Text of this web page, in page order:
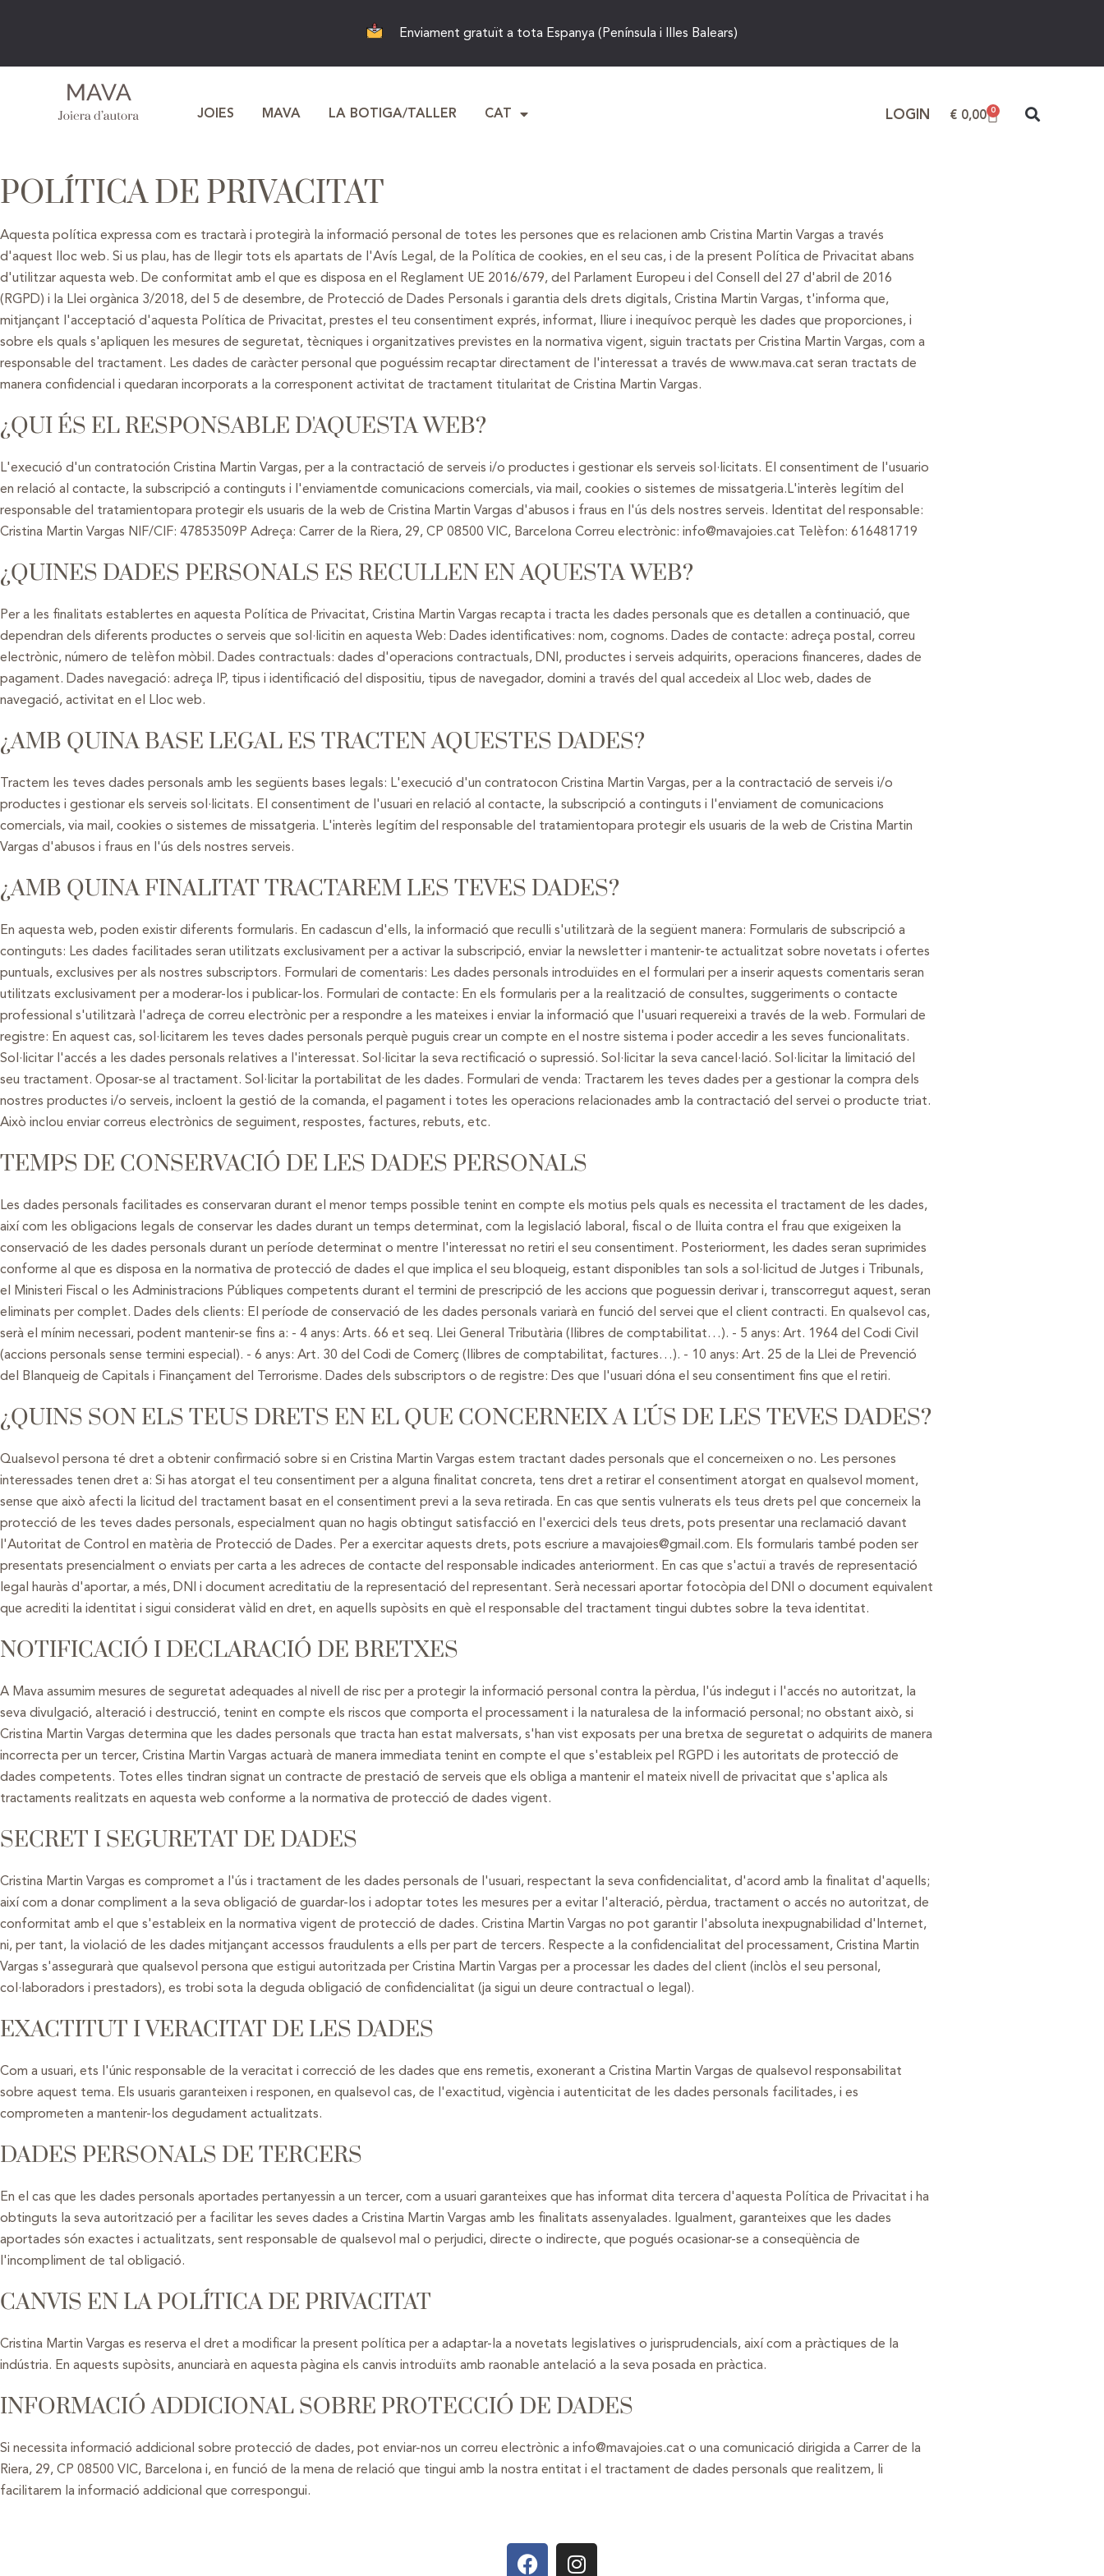
Enviament gratuït a tota Espanya (Península i Illes Balears)
JOIES MAVA LA BOTIGA/TALLER CAT LOGIN € 0,00 0
POLÍTICA DE PRIVACITAT
Aquesta política expressa com es tractarà i protegirà la informació personal de totes les persones que es relacionen amb Cristina Martin Vargas a través
d'aquest lloc web. Si us plau, has de llegir tots els apartats de l'Avís Legal, de la Política de cookies, en el seu cas, i de la present Política de Privacitat abans
d'utilitzar aquesta web. De conformitat amb el que es disposa en el Reglament UE 2016/679, del Parlament Europeu i del Consell del 27 d'abril de 2016
(RGPD) i la Llei orgànica 3/2018, del 5 de desembre, de Protecció de Dades Personals i garantia dels drets digitals, Cristina Martin Vargas, t'informa que,
mitjançant l'acceptació d'aquesta Política de Privacitat, prestes el teu consentiment exprés, informat, lliure i inequívoc perquè les dades que proporciones, i
sobre els quals s'apliquen les mesures de seguretat, tècniques i organitzatives previstes en la normativa vigent, siguin tractats per Cristina Martin Vargas, com a
responsable del tractament. Les dades de caràcter personal que poguéssim recaptar directament de l'interessat a través de www.mava.cat seran tractats de
manera confidencial i quedaran incorporats a la corresponent activitat de tractament titularitat de Cristina Martin Vargas.
¿QUI ÉS EL RESPONSABLE D'AQUESTA WEB?
L'execució d'un contratoción Cristina Martin Vargas, per a la contractació de serveis i/o productes i gestionar els serveis sol·licitats. El consentiment de l'usuario
en relació al contacte, la subscripció a continguts i l'enviamentde comunicacions comercials, via mail, cookies o sistemes de missatgeria.L'interès legítim del
responsable del tratamientopara protegir els usuaris de la web de Cristina Martin Vargas d'abusos i fraus en l'ús dels nostres serveis. Identitat del responsable:
Cristina Martin Vargas NIF/CIF: 47853509P Adreça: Carrer de la Riera, 29, CP 08500 VIC, Barcelona Correu electrònic: info@mavajoies.cat Telèfon: 616481719
¿QUINES DADES PERSONALS ES RECULLEN EN AQUESTA WEB?
Per a les finalitats establertes en aquesta Política de Privacitat, Cristina Martin Vargas recapta i tracta les dades personals que es detallen a continuació, que
dependran dels diferents productes o serveis que sol·licitin en aquesta Web: Dades identificatives: nom, cognoms. Dades de contacte: adreça postal, correu
electrònic, número de telèfon mòbil. Dades contractuals: dades d'operacions contractuals, DNI, productes i serveis adquirits, operacions financeres, dades de
pagament. Dades navegació: adreça IP, tipus i identificació del dispositiu, tipus de navegador, domini a través del qual accedeix al Lloc web, dades de
navegació, activitat en el Lloc web.
¿AMB QUINA BASE LEGAL ES TRACTEN AQUESTES DADES?
Tractem les teves dades personals amb les següents bases legals: L'execució d'un contratocon Cristina Martin Vargas, per a la contractació de serveis i/o
productes i gestionar els serveis sol·licitats. El consentiment de l'usuari en relació al contacte, la subscripció a continguts i l'enviament de comunicacions
comercials, via mail, cookies o sistemes de missatgeria. L'interès legítim del responsable del tratamientopara protegir els usuaris de la web de Cristina Martin
Vargas d'abusos i fraus en l'ús dels nostres serveis.
¿AMB QUINA FINALITAT TRACTAREM LES TEVES DADES?
En aquesta web, poden existir diferents formularis. En cadascun d'ells, la informació que reculli s'utilitzarà de la següent manera: Formularis de subscripció a
continguts: Les dades facilitades seran utilitzats exclusivament per a activar la subscripció, enviar la newsletter i mantenir-te actualitzat sobre novetats i ofertes
puntuals, exclusives per als nostres subscriptors. Formulari de comentaris: Les dades personals introduïdes en el formulari per a inserir aquests comentaris seran
utilitzats exclusivament per a moderar-los i publicar-los. Formulari de contacte: En els formularis per a la realització de consultes, suggeriments o contacte
professional s'utilitzarà l'adreça de correu electrònic per a respondre a les mateixes i enviar la informació que l'usuari requereixi a través de la web. Formulari de
registre: En aquest cas, sol·licitarem les teves dades personals perquè puguis crear un compte en el nostre sistema i poder accedir a les seves funcionalitats.
Sol·licitar l'accés a les dades personals relatives a l'interessat. Sol·licitar la seva rectificació o supressió. Sol·licitar la seva cancel·lació. Sol·licitar la limitació del
seu tractament. Oposar-se al tractament. Sol·licitar la portabilitat de les dades. Formulari de venda: Tractarem les teves dades per a gestionar la compra dels
nostres productes i/o serveis, incloent la gestió de la comanda, el pagament i totes les operacions relacionades amb la contractació del servei o producte triat.
Això inclou enviar correus electrònics de seguiment, respostes, factures, rebuts, etc.
TEMPS DE CONSERVACIÓ DE LES DADES PERSONALS
Les dades personals facilitades es conservaran durant el menor temps possible tenint en compte els motius pels quals es necessita el tractament de les dades,
així com les obligacions legals de conservar les dades durant un temps determinat, com la legislació laboral, fiscal o de lluita contra el frau que exigeixen la
conservació de les dades personals durant un període determinat o mentre l'interessat no retiri el seu consentiment. Posteriorment, les dades seran suprimides
conforme al que es disposa en la normativa de protecció de dades el que implica el seu bloqueig, estant disponibles tan sols a sol·licitud de Jutges i Tribunals,
el Ministeri Fiscal o les Administracions Públiques competents durant el termini de prescripció de les accions que poguessin derivar i, transcorregut aquest, seran
eliminats per complet. Dades dels clients: El període de conservació de les dades personals variarà en funció del servei que el client contracti. En qualsevol cas,
serà el mínim necessari, podent mantenir-se fins a: - 4 anys: Arts. 66 et seq. Llei General Tributària (llibres de comptabilitat…). - 5 anys: Art. 1964 del Codi Civil
(accions personals sense termini especial). - 6 anys: Art. 30 del Codi de Comerç (llibres de comptabilitat, factures…). - 10 anys: Art. 25 de la Llei de Prevenció
del Blanqueig de Capitals i Finançament del Terrorisme. Dades dels subscriptors o de registre: Des que l'usuari dóna el seu consentiment fins que el retiri.
¿QUINS SON ELS TEUS DRETS EN EL QUE CONCERNEIX A L'ÚS DE LES TEVES DADES?
Qualsevol persona té dret a obtenir confirmació sobre si en Cristina Martin Vargas estem tractant dades personals que el concerneixen o no. Les persones
interessades tenen dret a: Si has atorgat el teu consentiment per a alguna finalitat concreta, tens dret a retirar el consentiment atorgat en qualsevol moment,
sense que això afecti la licitud del tractament basat en el consentiment previ a la seva retirada. En cas que sentis vulnerats els teus drets pel que concerneix la
protecció de les teves dades personals, especialment quan no hagis obtingut satisfacció en l'exercici dels teus drets, pots presentar una reclamació davant
l'Autoritat de Control en matèria de Protecció de Dades. Per a exercitar aquests drets, pots escriure a mavajoies@gmail.com. Els formularis també poden ser
presentats presencialment o enviats per carta a les adreces de contacte del responsable indicades anteriorment. En cas que s'actuï a través de representació
legal hauràs d'aportar, a més, DNI i document acreditatiu de la representació del representant. Serà necessari aportar fotocòpia del DNI o document equivalent
que acrediti la identitat i sigui considerat vàlid en dret, en aquells supòsits en què el responsable del tractament tingui dubtes sobre la teva identitat.
NOTIFICACIÓ I DECLARACIÓ DE BRETXES
A Mava assumim mesures de seguretat adequades al nivell de risc per a protegir la informació personal contra la pèrdua, l'ús indegut i l'accés no autoritzat, la
seva divulgació, alteració i destrucció, tenint en compte els riscos que comporta el processament i la naturalesa de la informació personal; no obstant això, si
Cristina Martin Vargas determina que les dades personals que tracta han estat malversats, s'han vist exposats per una bretxa de seguretat o adquirits de manera
incorrecta per un tercer, Cristina Martin Vargas actuarà de manera immediata tenint en compte el que s'estableix pel RGPD i les autoritats de protecció de
dades competents. Totes elles tindran signat un contracte de prestació de serveis que els obliga a mantenir el mateix nivell de privacitat que s'aplica als
tractaments realitzats en aquesta web conforme a la normativa de protecció de dades vigent.
SECRET I SEGURETAT DE DADES
Cristina Martin Vargas es compromet a l'ús i tractament de les dades personals de l'usuari, respectant la seva confidencialitat, d'acord amb la finalitat d'aquells;
així com a donar compliment a la seva obligació de guardar-los i adoptar totes les mesures per a evitar l'alteració, pèrdua, tractament o accés no autoritzat, de
conformitat amb el que s'estableix en la normativa vigent de protecció de dades. Cristina Martin Vargas no pot garantir l'absoluta inexpugnabilidad d'Internet,
ni, per tant, la violació de les dades mitjançant accessos fraudulents a ells per part de tercers. Respecte a la confidencialitat del processament, Cristina Martin
Vargas s'assegurarà que qualsevol persona que estigui autoritzada per Cristina Martin Vargas per a processar les dades del client (inclòs el seu personal,
col·laboradors i prestadors), es trobi sota la deguda obligació de confidencialitat (ja sigui un deure contractual o legal).
EXACTITUT I VERACITAT DE LES DADES
Com a usuari, ets l'únic responsable de la veracitat i correcció de les dades que ens remetis, exonerant a Cristina Martin Vargas de qualsevol responsabilitat
sobre aquest tema. Els usuaris garanteixen i responen, en qualsevol cas, de l'exactitud, vigència i autenticitat de les dades personals facilitades, i es
comprometen a mantenir-los degudament actualitzats.
DADES PERSONALS DE TERCERS
En el cas que les dades personals aportades pertanyessin a un tercer, com a usuari garanteixes que has informat dita tercera d'aquesta Política de Privacitat i ha
obtinguts la seva autorització per a facilitar les seves dades a Cristina Martin Vargas amb les finalitats assenyalades. Igualment, garanteixes que les dades
aportades són exactes i actualitzats, sent responsable de qualsevol mal o perjudici, directe o indirecte, que pogués ocasionar-se a conseqüència de
l'incompliment de tal obligació.
CANVIS EN LA POLÍTICA DE PRIVACITAT
Cristina Martin Vargas es reserva el dret a modificar la present política per a adaptar-la a novetats legislatives o jurisprudencials, així com a pràctiques de la
indústria. En aquests supòsits, anunciarà en aquesta pàgina els canvis introduïts amb raonable antelació a la seva posada en pràctica.
INFORMACIÓ ADDICIONAL SOBRE PROTECCIÓ DE DADES
Si necessita informació addicional sobre protecció de dades, pot enviar-nos un correu electrònic a info@mavajoies.cat o una comunicació dirigida a Carrer de la
Riera, 29, CP 08500 VIC, Barcelona i, en funció de la mena de relació que tingui amb la nostra entitat i el tractament de dades personals que realitzem, li
facilitarem la informació addicional que correspongui.